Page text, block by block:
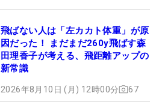
飛ばない人は「左カカト体重」が原
因だった！ まだまだ260y飛ばす森
田理香子が考える、飛距離アップの
新常識
2026年8月10日 (月) 12時00分 67